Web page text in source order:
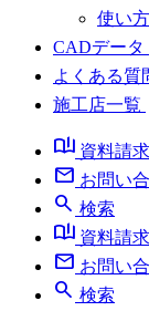
使い
CADデータ
よくある質
施工店一覧
book_ribbon 資料請求
mail お問い
search 検索
book_ribbon 資料請求
mail お問い
search 検索